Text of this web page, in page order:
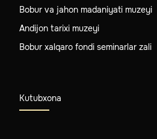
Bobur va jahon madaniyati muzeyi
Andijon tarixi muzeyi
Bobur xalqaro fondi seminarlar zali
Kutubxona